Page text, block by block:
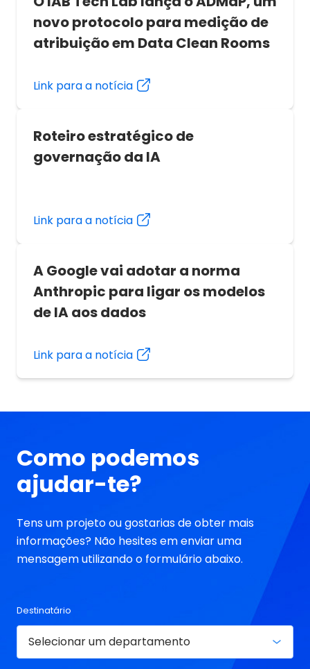
novo protocolo para medição de
atribuição em Data Clean Rooms
Link para a notícia
Roteiro estratégico de
governação da IA
Link para a notícia
A Google vai adotar a norma
Anthropic para ligar os modelos
de IA aos dados
Link para a notícia
Como podemos
ajudar-te?
Tens um projeto ou gostarias de obter mais
informações? Não hesites em enviar uma
mensagem utilizando o formulário abaixo.
Destinatário